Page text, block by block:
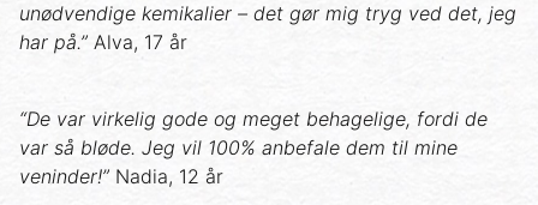
unødvendige kemikalier – det gør mig tryg ved det, jeg
har på.” Alva, 17 år
“De var virkelig gode og meget behagelige, fordi de
var så bløde. Jeg vil 100% anbefale dem til mine
veninder!” Nadia, 12 år